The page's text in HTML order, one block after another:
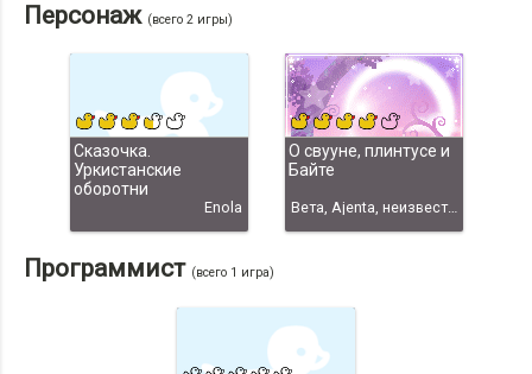
Персонаж (всего 2 игры)
Сказочка.
Уркистанские
оборотни
Enola
О свууне, плинтусе и
Байте
Вета, Ajenta, неизвестен
Программист (всего 1 игра)